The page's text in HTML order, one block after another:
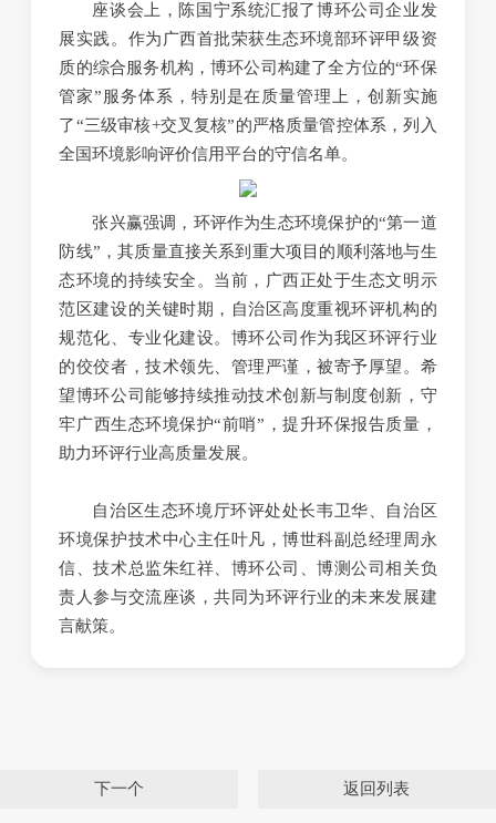
座谈会上，陈国宁系统汇报了博环公司企业发
展实践。作为广西首批荣获生态环境部环评甲级资
质的综合服务机构，博环公司构建了全方位的“环保
管家”服务体系，特别是在质量管理上，创新实施
了“三级审核+交叉复核”的严格质量管控体系，列入
全国环境影响评价信用平台的守信名单。
张兴赢强调，环评作为生态环境保护的“第一道
防线”，其质量直接关系到重大项目的顺利落地与生
态环境的持续安全。当前，广西正处于生态文明示
范区建设的关键时期，自治区高度重视环评机构的
规范化、专业化建设。博环公司作为我区环评行业
的佼佼者，技术领先、管理严谨，被寄予厚望。希
望博环公司能够持续推动技术创新与制度创新，守
牢广西生态环境保护“前哨”，提升环保报告质量，
助力环评行业高质量发展。
自治区生态环境厅环评处处长韦卫华、自治区
环境保护技术中心主任叶凡，博世科副总经理周永
信、技术总监朱红祥、博环公司、博测公司相关负
责人参与交流座谈，共同为环评行业的未来发展建
言献策。
下一个 返回列表